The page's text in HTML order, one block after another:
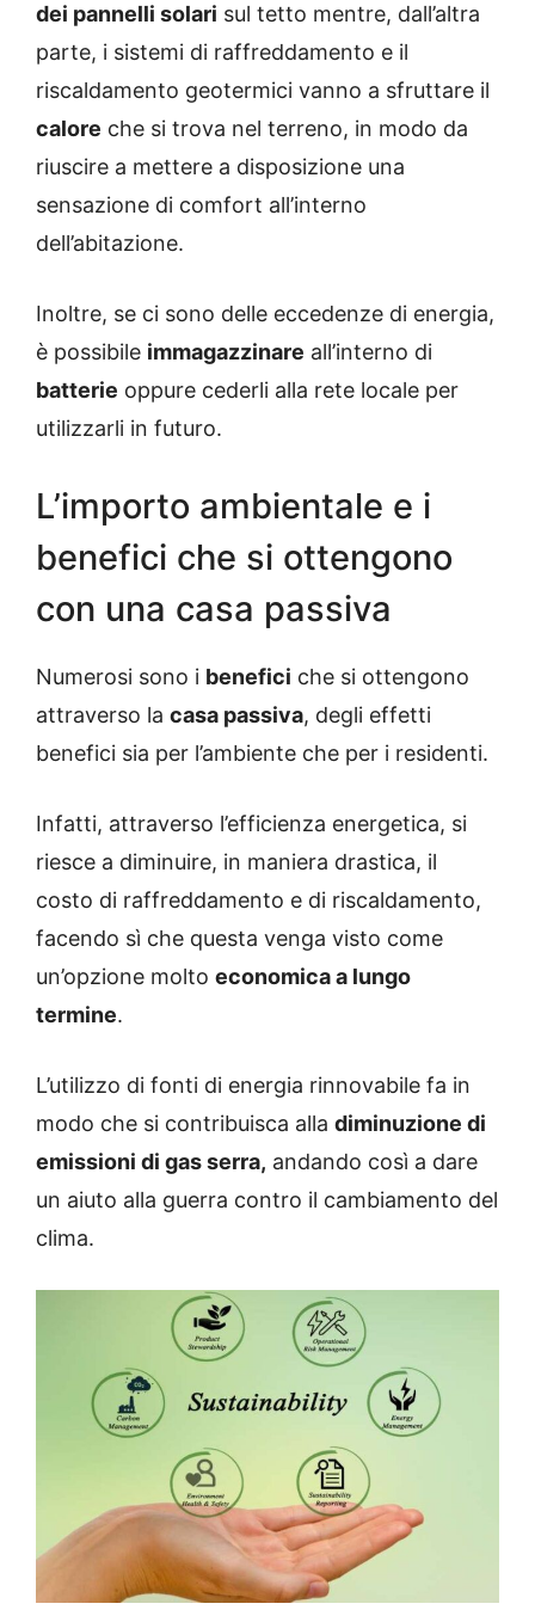
dei pannelli solari sul tetto mentre, dall’altra
parte, i sistemi di raffreddamento e il
riscaldamento geotermici vanno a sfruttare il
calore che si trova nel terreno, in modo da
riuscire a mettere a disposizione una
sensazione di comfort all’interno
dell’abitazione.
Inoltre, se ci sono delle eccedenze di energia,
è possibile immagazzinare all’interno di
batterie oppure cederli alla rete locale per
utilizzarli in futuro.
L’importo ambientale e i
benefici che si ottengono
con una casa passiva
Numerosi sono i benefici che si ottengono
attraverso la casa passiva, degli effetti
benefici sia per l’ambiente che per i residenti.
Infatti, attraverso l’efficienza energetica, si
riesce a diminuire, in maniera drastica, il
costo di raffreddamento e di riscaldamento,
facendo sì che questa venga visto come
un’opzione molto economica a lungo
termine.
L’utilizzo di fonti di energia rinnovabile fa in
modo che si contribuisca alla diminuzione di
emissioni di gas serra, andando così a dare
un aiuto alla guerra contro il cambiamento del
clima.